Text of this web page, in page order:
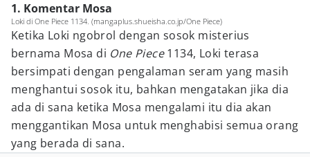
1. Komentar Mosa
Loki di One Piece 1134. (mangaplus.shueisha.co.jp/One Piece)
Ketika Loki ngobrol dengan sosok misterius
bernama Mosa di One Piece1134, Loki terasa
bersimpati dengan pengalaman seram yang masih
menghantui sosok itu, bahkan mengatakan jika dia
ada di sana ketika Mosa mengalami itu dia akan
menggantikan Mosa untuk menghabisi semua orang
yang berada di sana.